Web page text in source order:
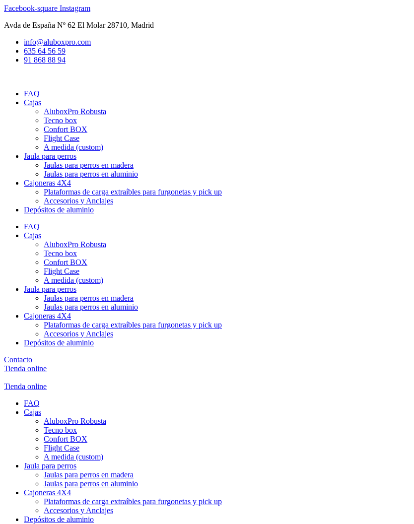
Ir
contenido
Facebook-square Instagram
Avda de España Nº 62 El Molar 28710, Madrid
info@aluboxpro.com
635 64 56 59
91 868 88 94
FAQ
Cajas
AluboxPro Robusta
Tecno box
Confort BOX
Flight Case
A medida (custom)
Jaula para perros
Jaulas para perros en madera
Jaulas para perros en aluminio
Cajoneras 4X4
Plataformas de carga extraíbles para furgonetas y pick up
Accesorios y Anclajes
Depósitos de aluminio
FAQ
Cajas
AluboxPro Robusta
Tecno box
Confort BOX
Flight Case
A medida (custom)
Jaula para perros
Jaulas para perros en madera
Jaulas para perros en aluminio
Cajoneras 4X4
Plataformas de carga extraíbles para furgonetas y pick up
Accesorios y Anclajes
Depósitos de aluminio
Contacto
Tienda online
Tienda online
FAQ
Cajas
AluboxPro Robusta
Tecno box
Confort BOX
Flight Case
A medida (custom)
Jaula para perros
Jaulas para perros en madera
Jaulas para perros en aluminio
Cajoneras 4X4
Plataformas de carga extraíbles para furgonetas y pick up
Accesorios y Anclajes
Depósitos de aluminio